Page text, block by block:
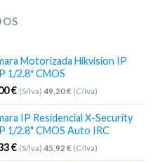
Motorizada Hikvision IP
1/2.8″ CMOS
€ (S/Iva) 49,20€ (C/Iva)
IP Residencial X-Security
1/2.8" CMOS Auto IRC
€ (S/Iva) 45,92 € (C/Iva)